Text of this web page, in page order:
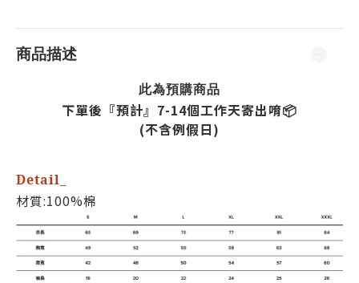
商品描述
此為預購商品
下單後『預計』7-14個工作天寄出唷📦
(不含例假日)
Detail_
材質:100%棉